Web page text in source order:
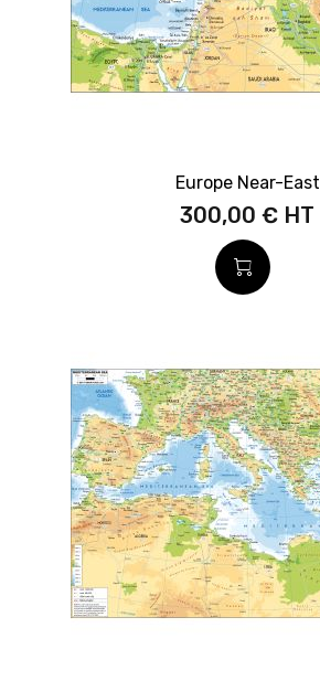
Europe Near-East
300,00 €